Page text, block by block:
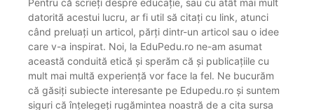
Pentru că scrieți despre educație, sau cu atât mai mult
datorită acestui lucru, ar fi util să citați cu link, atunci
când preluați un articol, părți dintr-un articol sau o idee
care v-a inspirat. Noi, la EduPedu.ro ne-am asumat
această conduită etică și sperăm că și publicațiile cu
mult mai multă experiență vor face la fel. Ne bucurăm
că găsiți subiecte interesante pe Edupedu.ro și suntem
siguri că înțelegeți rugămintea noastră de a cita sursa